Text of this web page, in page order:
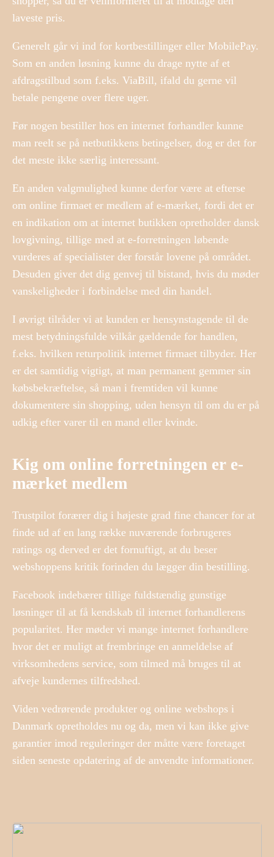
laveste pris.
Generelt går vi ind for kortbestillinger eller MobilePay.
Som en anden løsning kunne du drage nytte af et
afdragstilbud som f.eks. ViaBill, ifald du gerne vil
betale pengene over flere uger.
Før nogen bestiller hos en internet forhandler kunne
man reelt se på netbutikkens betingelser, dog er det for
det meste ikke særlig interessant.
En anden valgmulighed kunne derfor være at efterse
om online firmaet er medlem af e-mærket, fordi det er
en indikation om at internet butikken opretholder dansk
lovgivning, tillige med at e-forretningen løbende
vurderes af specialister der forstår lovene på området.
Desuden giver det dig genvej til bistand, hvis du møder
vanskeligheder i forbindelse med din handel.
I øvrigt tilråder vi at kunden er hensynstagende til de
mest betydningsfulde vilkår gældende for handlen,
f.eks. hvilken returpolitik internet firmaet tilbyder. Her
er det samtidig vigtigt, at man permanent gemmer sin
købsbekræftelse, så man i fremtiden vil kunne
dokumentere sin shopping, uden hensyn til om du er på
udkig efter varer til en mand eller kvinde.
Kig om online forretningen er e-
mærket medlem
Trustpilot forærer dig i højeste grad fine chancer for at
finde ud af en lang række nuværende forbrugeres
ratings og derved er det fornuftigt, at du beser
webshoppens kritik forinden du lægger din bestilling.
Facebook indebærer tillige fuldstændig gunstige
løsninger til at få kendskab til internet forhandlerens
popularitet. Her møder vi mange internet forhandlere
hvor det er muligt at frembringe en anmeldelse af
virksomhedens service, som tilmed må bruges til at
afveje kundernes tilfredshed.
Viden vedrørende produkter og online webshops i
Danmark opretholdes nu og da, men vi kan ikke give
garantier imod reguleringer der måtte være foretaget
siden seneste opdatering af de anvendte informationer.